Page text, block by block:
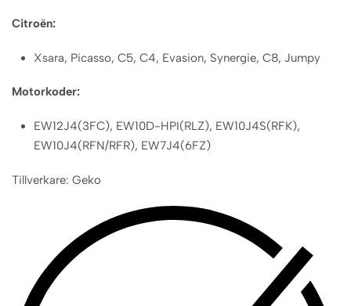
Citroën:
Xsara, Picasso, C5, C4, Evasion, Synergie, C8, Jumpy
Motorkoder:
EW12J4(3FC), EW10D-HPI(RLZ), EW10J4S(RFK),
EW10J4(RFN/RFR), EW7J4(6FZ)
Tillverkare: Geko